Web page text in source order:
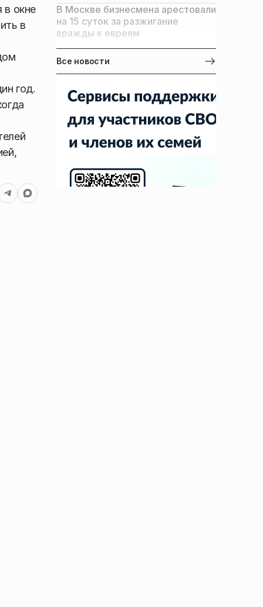
в окне
в
год.
В Москве бизнесмена арестовали
на 15 суток за разжигание
вражды к евреям
Все новости